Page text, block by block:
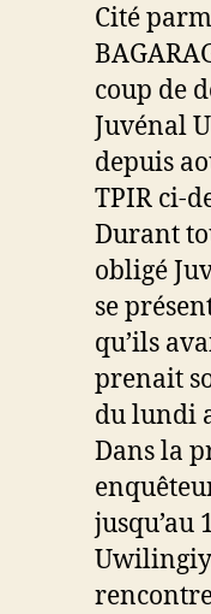
Cité
coup de
Juvénal
depuis
TPIR ci-
Durant
obligé
se
qu’ils
prenait
du lundi
Dans la
jusqu’au